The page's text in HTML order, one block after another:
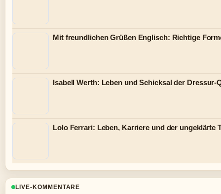
Mit freundlichen Grüßen Englisch: Richtige
Isabell Werth: Leben und Schicksal der Dressur-
Lolo Ferrari: Leben, Karriere und der ungeklärte
LIVE-KOMMENTARE